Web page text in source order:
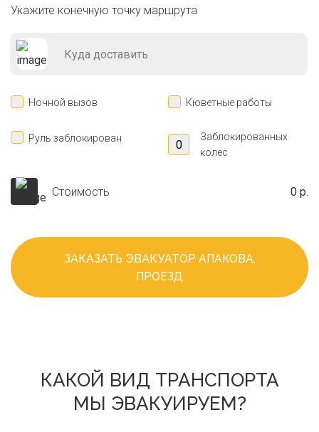
Укажите конечную точку маршрута
Ночной вызов Кюветные работы
Руль заблокирован
Заблокированных
колес
Стоимость 0 р.
ЗАКАЗАТЬ ЭВАКУАТОР АПАКОВА,
ПРОЕЗД
КАКОЙ ВИД ТРАНСПОРТА
МЫ ЭВАКУИРУЕМ?